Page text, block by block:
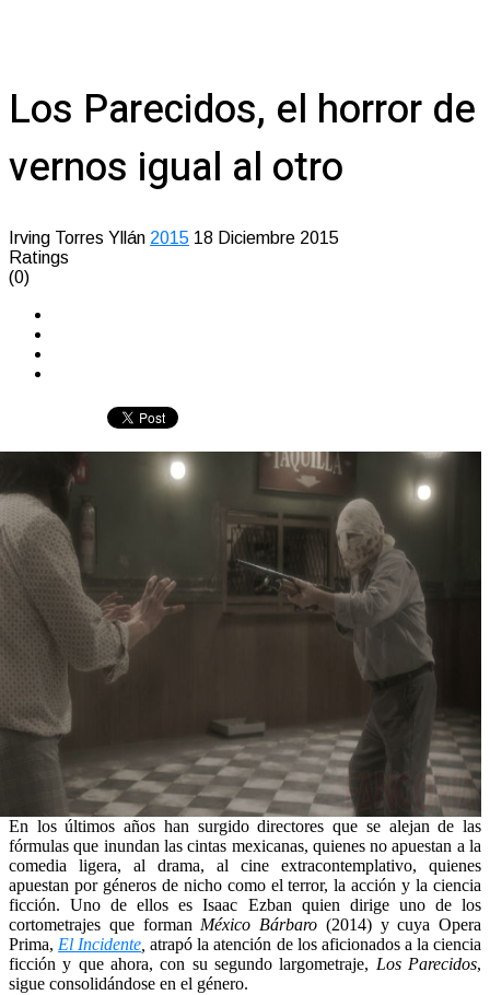
Los Parecidos, el horror de
vernos igual al otro
Irving Torres Yllán 2015 18 Diciembre 2015
Ratings
(0)
En los últimos años han surgido directores que se alejan de las
fórmulas que inundan las cintas mexicanas, quienes no apuestan a la
comedia ligera, al drama, al cine extracontemplativo, quienes
apuestan por géneros de nicho como el terror, la acción y la ciencia
ficción. Uno de ellos es Isaac Ezban quien dirige uno de los
cortometrajes que forman México Bárbaro (2014) y cuya Opera
Prima, El Incidente ,atrapó la atención de los aficionados a la ciencia
ficción y que ahora, con su segundo largometraje, Los Parecidos,
sigue consolidándose en el género.